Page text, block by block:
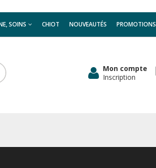
SOINS CHIOT NOUVEAUTÉS PROMOTIONS
Mon compte
Inscription